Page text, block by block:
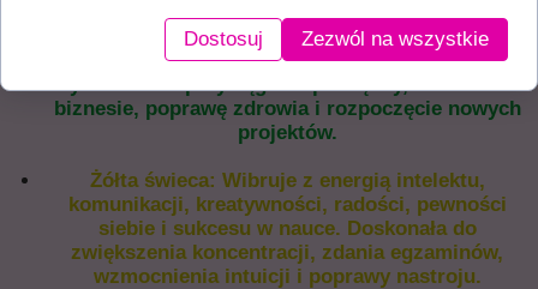
Zielona świeca: Związana z obfitością,
dobrobytem, uzdrowieniem (fizycznym),
wzrostem, płodnością i naturą. Używaj jej w
rytuałach na przyciąganie pieniędzy, sukcesu w
biznesie, poprawę zdrowia i rozpoczęcie nowych
projektów.
Żółta świeca: Wibruje z energią intelektu,
komunikacji, kreatywności, radości, pewności
siebie i sukcesu w nauce. Doskonała do
zwiększenia koncentracji, zdania egzaminów,
wzmocnienia intuicji i poprawy nastroju.
Dostosuj Zezwól na wszystkie